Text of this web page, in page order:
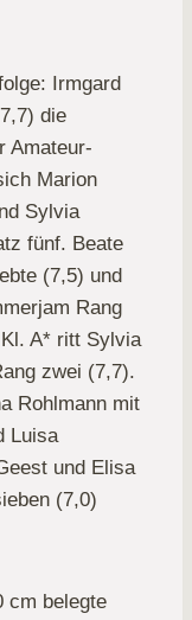
Irmgard
die
Amateur-
Marion
Sylvia
fünf. Beate
(7,5) und
Rang
A* ritt Sylvia
zwei (7,7).
Rohlmann mit
Luisa
und Elisa
(7,0)
cm belegte